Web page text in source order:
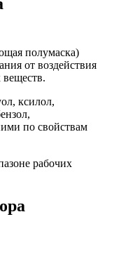
полумаска)
от воздействия
ксилол,
по свойствам
рабочих